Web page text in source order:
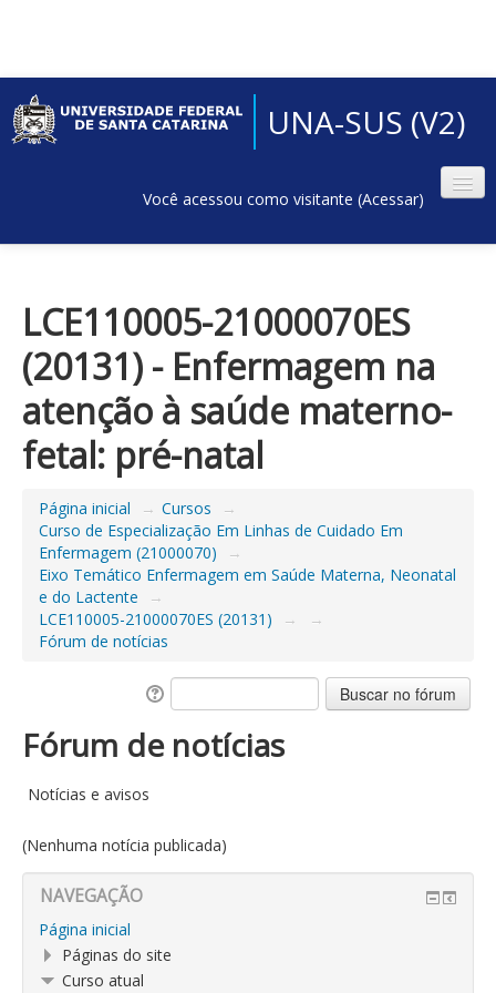
UNA-SUS (V2)
Você acessou como visitante (Acessar)
LCE110005-21000070ES
(20131) - Enfermagem na
atenção à saúde materno-
fetal: pré-natal
Página inicial → Cursos
→
Curso de Especialização Em Linhas de Cuidado Em
Enfermagem (21000070)
→
Eixo Temático Enfermagem em Saúde Materna, Neonatal
e do Lactente
→
LCE110005-21000070ES (20131)
→
→
Fórum de notícias
Fórum de notícias
Notícias e avisos
(Nenhuma notícia publicada)
NAVEGAÇÃO
Página inicial
Páginas do site
Curso atual